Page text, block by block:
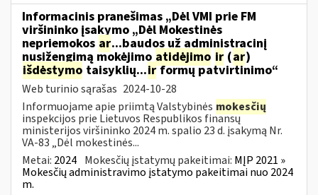
Informacinis pranešimas „Dėl VMI prie FM
viršininko įsakymo „Dėl Mokestinės
nepriemokos ar...baudos už administracinį
nusižengimą mokėjimo atidėjimo ir (ar)
išdėstymo taisyklių...irformų patvirtinimo“
Web turinio sąrašas 2024-10-28
Informuojame apie priimtą Valstybinės mokesčių
inspekcijos prie Lietuvos Respublikos finansų
ministerijos viršininko 2024 m. spalio 23 d. įsakymą Nr.
VA-83 „Dėl mokestinės...
Metai: 2024 Mokesčių įstatymų pakeitimai: MĮP 2021 »
Mokesčių administravimo įstatymo pakeitimai nuo 2024
m.